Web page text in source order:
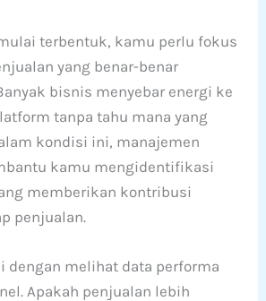
terbentuk, kamu perlu fokus
yang benar-benar
bisnis menyebar energi ke
tanpa tahu mana yang
kondisi ini, manajemen
kamu mengidentifikasi
memberikan kontribusi
penjualan.
dengan melihat data performa
Apakah penjualan lebih